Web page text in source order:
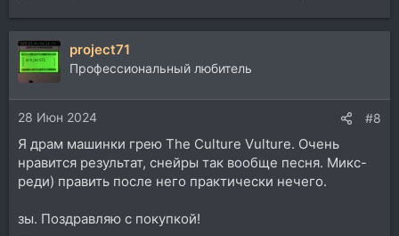
project71
Профессиональный любитель
28 Июн 2024 #8
Я драм машинки грею The Culture Vulture. Очень
нравится результат, снейры так вообще песня. Микс-
реди) править после него практически нечего.
зы. Поздравляю с покупкой!